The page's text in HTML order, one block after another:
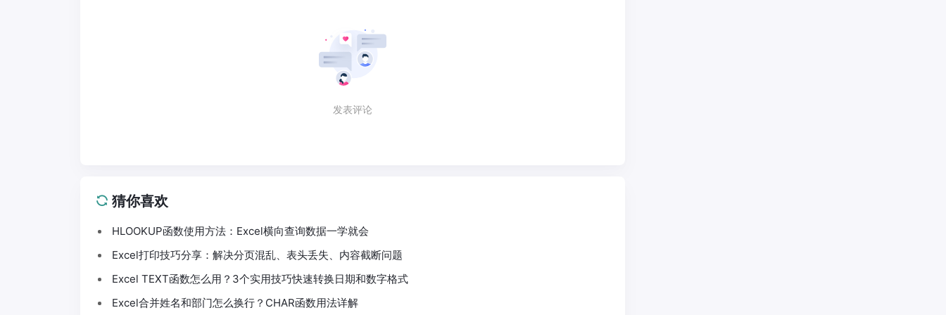
发表评论
猜你喜欢
HLOOKUP函数使用方法：Excel横向查询数据一学就会
Excel打印技巧分享：解决分页混乱、表头丢失、内容截断问题
Excel TEXT函数怎么用？3个实用技巧快速转换日期和数字格式
Excel合并姓名和部门怎么换行？CHAR函数用法详解